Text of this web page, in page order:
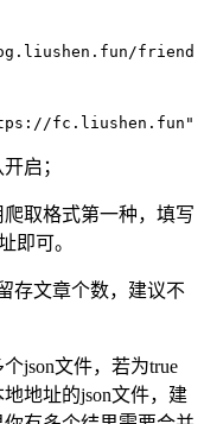
fc.liushen.fun"
启；
取格式第一种，填写
即可。
存文章个数，建议不
json文件，若为true
地址的json文件，建